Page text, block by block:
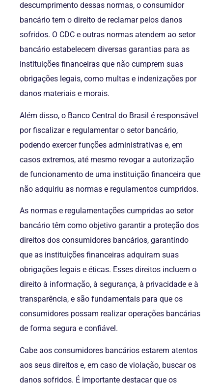
descumprimento dessas normas, o consumidor
bancário tem o direito de reclamar pelos danos
sofridos. O CDC e outras normas atendem ao setor
bancário estabelecem diversas garantias para as
instituições financeiras que não cumprem suas
obrigações legais, como multas e indenizações por
danos materiais e morais.
Além disso, o Banco Central do Brasil é responsável
por fiscalizar e regulamentar o setor bancário,
podendo exercer funções administrativas e, em
casos extremos, até mesmo revogar a autorização
de funcionamento de uma instituição financeira que
não adquiriu as normas e regulamentos cumpridos.
As normas e regulamentações cumpridas ao setor
bancário têm como objetivo garantir a proteção dos
direitos dos consumidores bancários, garantindo
que as instituições financeiras adquiram suas
obrigações legais e éticas. Esses direitos incluem o
direito à informação, à segurança, à privacidade e à
transparência, e são fundamentais para que os
consumidores possam realizar operações bancárias
de forma segura e confiável.
Cabe aos consumidores bancários estarem atentos
aos seus direitos e, em caso de violação, buscar os
danos sofridos. É importante destacar que os